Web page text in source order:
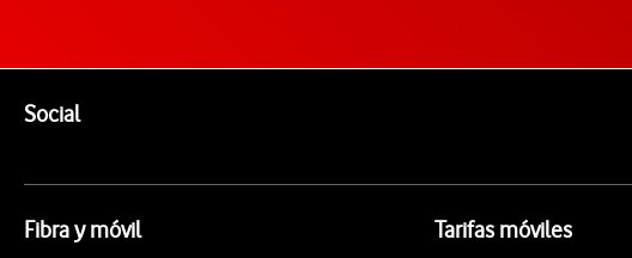
SocialEnlaces a las redes sociales de Vodafone
Fibra y móvil Tarifas móviles